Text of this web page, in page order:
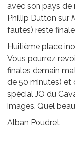
avec son pays de
Phillip Dutton sur
fautes) reste
Huitième place
Vous pourrez
finales demain
de 50 minutes) et
spécial JO du
images. Quel
Alban Poudret